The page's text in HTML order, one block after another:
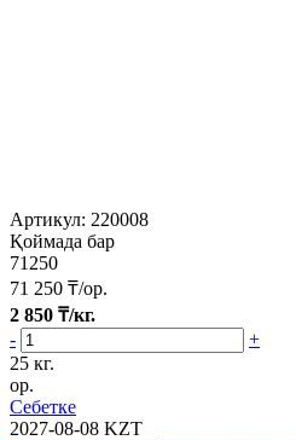
Артикул: 220008
Қоймада бар
71250
71 250 ₸/ор.
2 850 ₸/кг.
-
+
25 кг.
ор.
Себетке
2027-08-08 KZT